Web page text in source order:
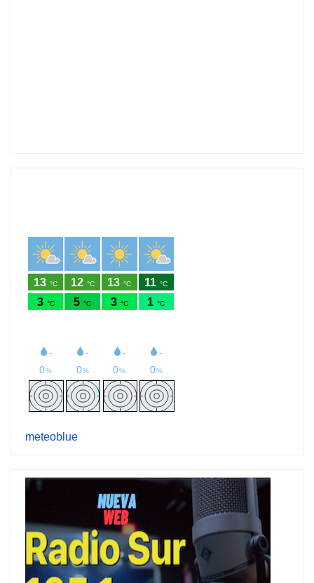
meteoblue